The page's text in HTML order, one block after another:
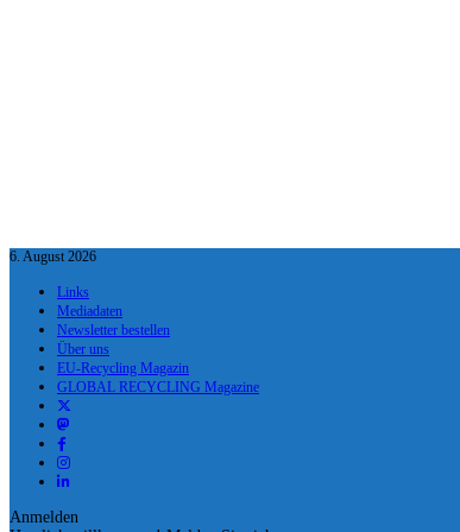
6. August 2026
Links
Mediadaten
Newsletter bestellen
Über uns
EU-Recycling Magazin
GLOBAL RECYCLING Magazine
Anmelden